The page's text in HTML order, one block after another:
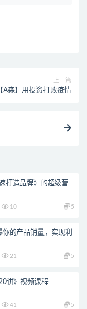
上一篇
【A森】用投资打败疫情
打造品牌》的超级营
10 5
你的产品销量，实现利
21 5
讲》视频课程
41 5